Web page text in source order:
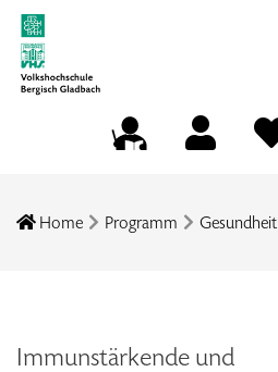
Home Programm Gesundheit
Immunstärkende und